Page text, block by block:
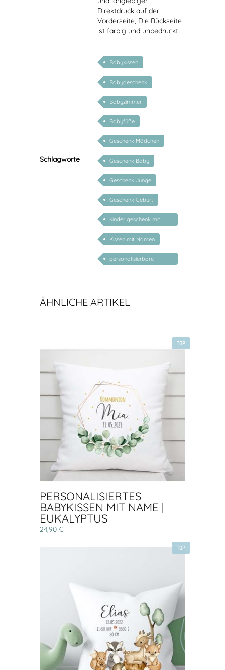
Direktdruck auf der
Vorderseite, Die Rückseite
ist farbig und unbedruckt.
Schlagworte
Babykissen
Babygeschenk
Babyzimmer
Babyfüße
Geschenk Mädchen
Geschenk Baby
Geschenk Junge
Geschenk Geburt
kinder geschenk mit
namen
Kissen mit Namen
personalisierbare
ÄHNLICHE ARTIKEL
TOP
PERSONALISIERTES
BABYKISSEN MIT NAME |
EUKALYPTUS
24,90 €
TOP